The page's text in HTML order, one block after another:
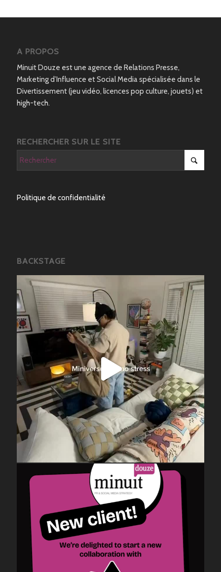
A PROPOS
Minuit Douze est une agence de Relations Presse,
Marketing d’Influence et Social Media spécialisée dans le
Divertissement (jeu vidéo, licences pop culture, jouets) et
high-tech.
RECHERCHER SUR LE SITE
Politique de confidentialité
BACKSTAGE